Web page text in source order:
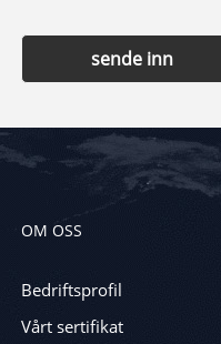
sende inn
OM OSS
Bedriftsprofil
Vårt sertifikat